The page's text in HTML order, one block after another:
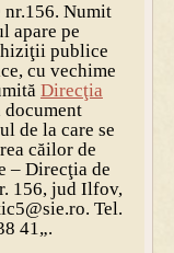
Numit
apare pe
publice
cu vechime
Direcţia
de la care se
căilor de
– Direcţia de
156, jud Ilfov,
Tel.
41„.